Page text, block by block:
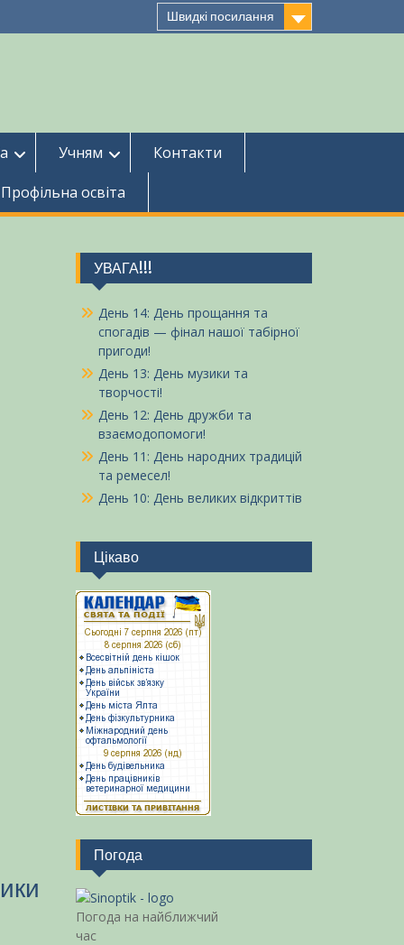
Швидкі посилання
Учням
Контакти
Профільна освіта
УВАГА!!!
День 14: День прощання та
спогадів — фінал нашої табірної
пригоди!
День 13: День музики та
творчості!
День 12: День дружби та
взаємодопомоги!
День 11: День народних традицій
та ремесел!
День 10: День великих відкриттів
Цікаво
Погода
Погода на найближчий
час